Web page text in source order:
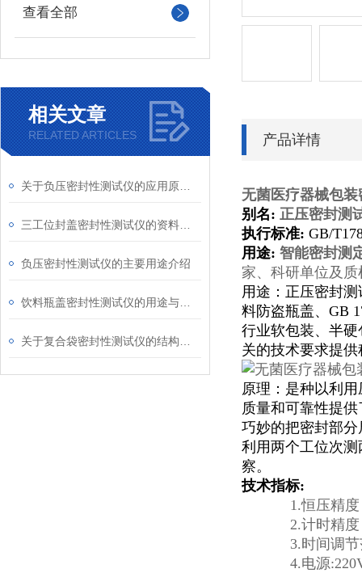
查看全部
相关文章
RELATED ARTICLES
负压密封性测试仪的主要用途介绍
产品详情
无菌医疗器械包
别名: 正压密封测
执行标准: GB/
用途: 智能密封测
家、科研单位及
用途：正压密封测
料防盗瓶盖、 GB
行业软包装、半
关的技术要求提
原理：是种以利
质量和可靠性提
巧妙的把密封部
利用两个工位次
察。
技术
1.恒压精
2.计时精
3.时间调
4.电源